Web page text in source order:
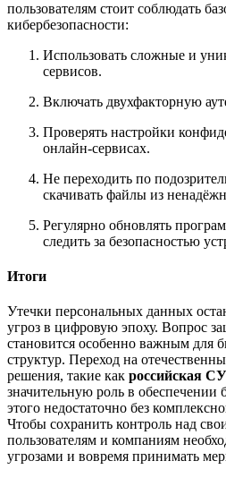
пользователям стоит соблюдать
кибербезопасности:
Использовать сложные и
сервисов.
Включать двухфакторную
Проверять настройки
онлайн-сервисах.
Не переходить по
скачивать файлы из
Регулярно обновлять
следить за безопасностью
Итоги
Утечки персональных данных
угроз в цифровую эпоху. Вопрос
становится особенно важным для
структур. Переход на
решения, такие как российская
значительную роль в обеспечении
этого недостаточно без
Чтобы сохранить контроль над
пользователям и компаниям
угрозами и вовремя принимать